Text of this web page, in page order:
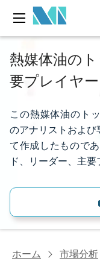
熱媒体油の
要プレイヤー
この熱媒体油のト
のアナリストおよび
て作成したもので
ド、リーダー、主要
ホーム 市場分析